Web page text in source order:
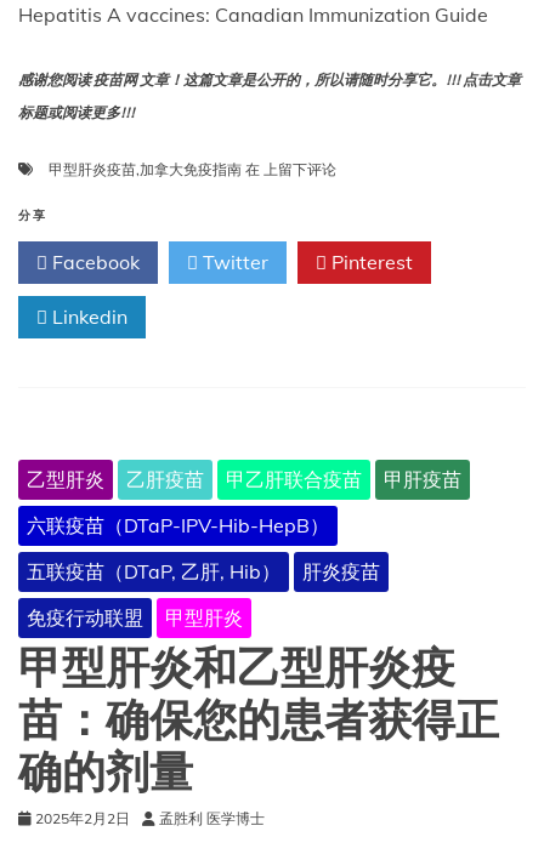
Hepatitis A vaccines: Canadian Immunization Guide
感谢您阅读 疫苗网 文章！这篇文章是公开的，所以请随时分享它。!!! 点击文章
标题或阅读更多!!!
甲型肝炎疫苗,加拿大免疫指南 在 甲
炎
疫
苗:
南
上留下评论
分享
Facebook Twitter Pinterest
Linkedin
乙型肝炎 乙肝疫苗 甲乙肝联合疫苗
甲肝疫苗
六联疫苗（DTaP-IPV-Hib-HepB）
五联疫苗（DTaP, 乙肝, Hib）
肝炎疫苗
免疫行动联盟
甲型肝炎
甲型肝炎和乙型肝炎疫
苗：确保您的患者获得正
确的剂量
2025年2月2日 孟胜利 医学博士